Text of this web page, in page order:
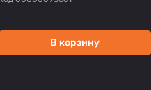
В корзину